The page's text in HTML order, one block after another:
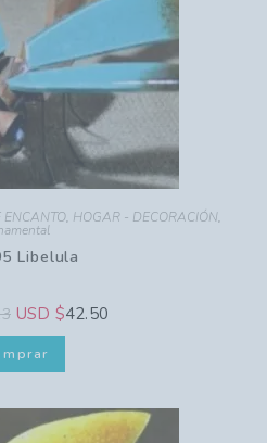
ENCANTO, HOGAR - DECORACIÓN,
Libelula
USD $42.50